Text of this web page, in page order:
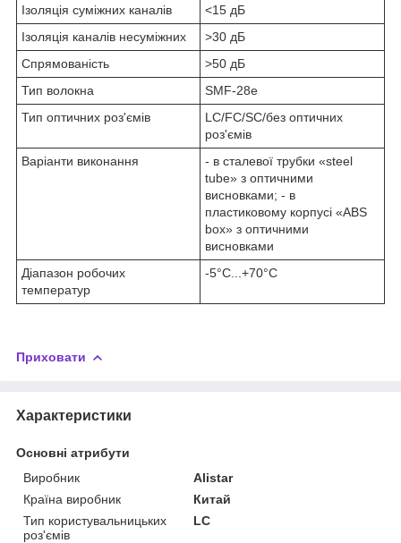
Ізоляція суміжних каналів
<15 дБ
Ізоляція каналів несуміжних
>30 дБ
Спрямованість
>50 дБ
Тип волокна
SMF-28e
Тип оптичних роз'ємів
LC/FC/SC/без оптичних
роз'ємів
Варіанти виконання
- в сталевої трубки «steel
tube» з оптичними
висновками; - в
пластиковому корпусі «ABS
box» з оптичними
висновками
Діапазон робочих
температур
-5°C...+70°C
Приховати
Характеристики
Основні атрибути
Виробник
Alistar
Країна виробник
Китай
Тип користувальницьких
роз'ємів
LC